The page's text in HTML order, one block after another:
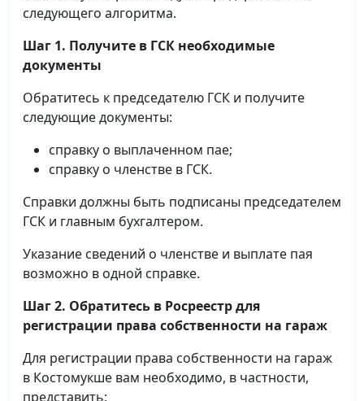
следующего алгоритма.
Шаг 1. Получите в ГСК необходимые
документы
Обратитесь к председателю ГСК и получите
следующие документы:
справку о выплаченном пае;
справку о членстве в ГСК.
Справки должны быть подписаны председателем
ГСК и главным бухгалтером.
Указание сведений о членстве и выплате пая
возможно в одной справке.
Шаг 2. Обратитесь в Росреестр для
регистрации права собственности на гараж
Для регистрации права собственности на гараж
в Костомукше вам необходимо, в частности,
представить: